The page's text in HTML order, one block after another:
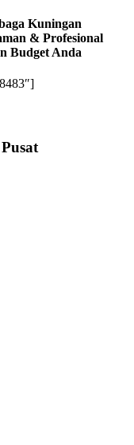
Kuningan
& Profesional
Budget Anda